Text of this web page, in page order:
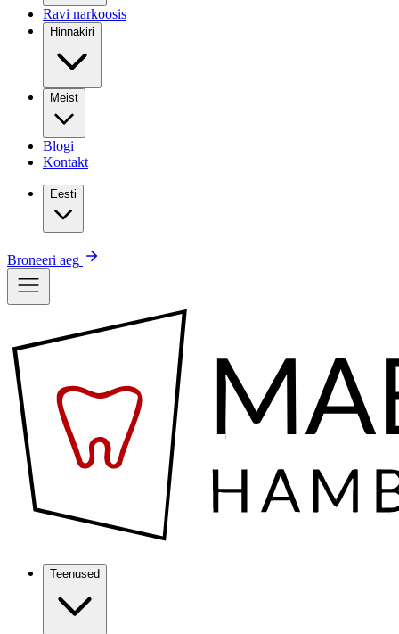
Ravi narkoosis
Hinnakiri
Meist
Blogi
Kontakt
Eesti
Broneeri aeg
Teenused